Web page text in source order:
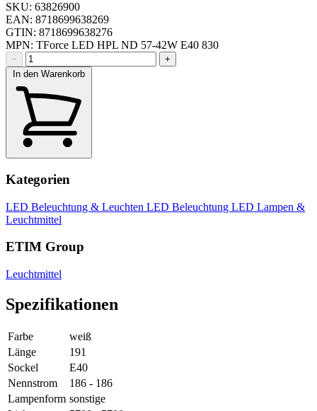
SKU: 63826900
EAN: 8718699638269
GTIN: 8718699638276
MPN: TForce LED HPL ND 57-42W E40 830
−
+
In den Warenkorb
Kategorien
LED Beleuchtung & Leuchten LED Beleuchtung LED Lampen &
Leuchtmittel
ETIM Group
Leuchtmittel
Spezifikationen
Farbe
weiß
Länge
191
Sockel
E40
Nennstrom
186 - 186
Lampenform sonstige